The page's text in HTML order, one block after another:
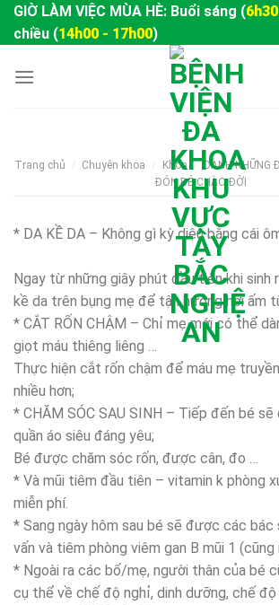
SkipGIỜ LÀM VIỆC MÙA HÈ: Buổi sáng (
chiều (14h00 - 17h00)
Trang chủ / Chuyên khoa / Khoa / DÀNH NHỮNG
ĐÓN BÉ CHÀO ĐỜI
* DA KỀ DA – Không gì kỳ diệu bằng cái
Ngay từ những giây phút đầu tiên khi sinh
kề da trên bụng mẹ để tận hưởng hơi ấm
* CẮT RỐN CHẬM – Chỉ mẹ mới có thể
giọt máu thiêng liêng …
Thực hiện cắt rốn chậm để máu mẹ
nhiều hơn;
* CHĂM SÓC SAU SINH – Tiếp đến bé
quần áo siêu đáng yêu;
Bé được chăm sóc rốn, được cân, đo …
* Và mũi tiêm đầu tiên – vitamin k phòng
miễn phí.
* Sang ngày hôm sau bé sẽ được các
vấn và tiêm phòng viêm gan B mũi 1 (cũng
* Ngoài ra các bố/mẹ, người thân của bé
cụ thể về chế độ nghỉ, dinh dưỡng, chế